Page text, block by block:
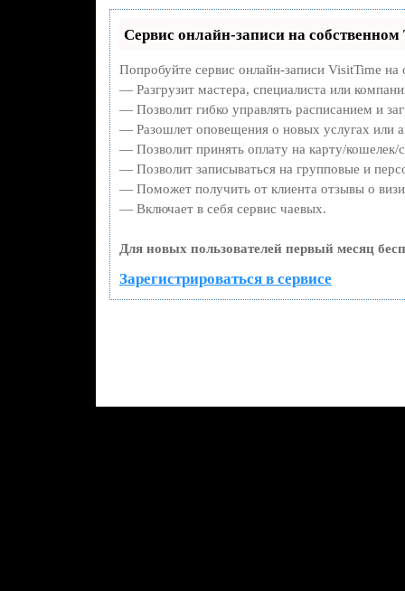
Сервис онлайн-записи на собственном
Попробуйте сервис онлайн-записи VisitTime
— Разгрузит мастера, специалиста или
— Позволит гибко управлять расписанием и
— Разошлет оповещения о новых услугах или
— Позволит принять оплату на карту/кошелек/
— Позволит записываться на групповые и
— Поможет получить от клиента отзывы о
— Включает в себя сервис чаевых.
Для новых пользователей первый месяц
Зарегистрироваться в сервисе